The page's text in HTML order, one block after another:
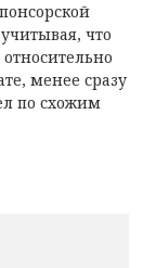
что
менее сразу
по схожим